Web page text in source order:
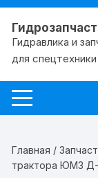
Перейти
содержимому
Гидравлика и
для спецтехники
Главная /
трактора ЮМЗ